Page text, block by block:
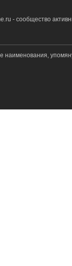
- сообщество
наименования,